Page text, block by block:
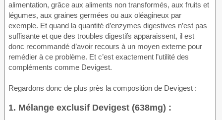
alimentation, grâce aux aliments non transformés, aux fruits et
légumes, aux graines germées ou aux oléagineux par
exemple. Et quand la quantité d’enzymes digestives n’est pas
suffisante et que des troubles digestifs apparaissent, il est
donc recommandé d’avoir recours à un moyen externe pour
remédier à ce problème. Et c’est exactement l’utilité des
compléments comme Devigest.
Regardons donc de plus près la composition de Devigest :
1. Mélange exclusif Devigest (638mg) :